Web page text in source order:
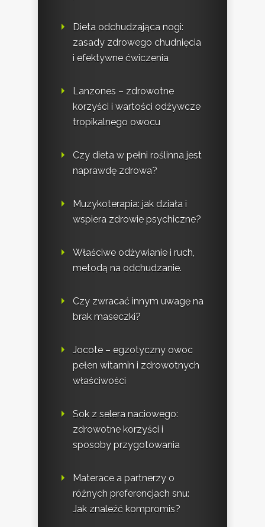
Dieta odchudzająca nogi:
zasady zdrowego chudnięcia
i efektywne ćwiczenia
Lanzones – zdrowotne
korzyści i wartości odżywcze
tropikalnego owocu
Czy dieta w pełni roślinna jest
naprawdę zdrowa?
Muzykoterapia: jak działa i
wspiera zdrowie psychiczne?
Właściwe odżywianie i ruch,
metodą na odchudzanie.
Czy zwracać innym uwagę na
brak maseczki?
Jocote – egzotyczny owoc
pełen witamin i zdrowotnych
właściwości
Sok z selera naciowego:
zdrowotne korzyści i
sposoby przygotowania
Materace a partnerzy o
różnych preferencjach snu:
Jak znaleźć kompromis?